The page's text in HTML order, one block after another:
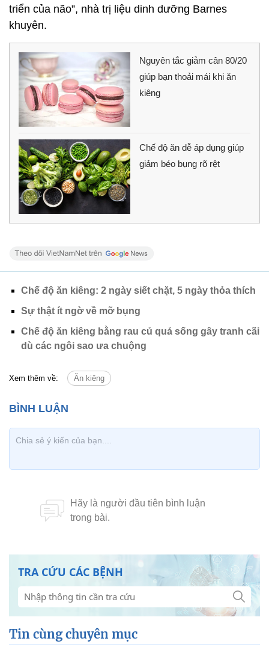
triển của não”, nhà trị liệu dinh dưỡng Barnes
khuyên.
Nguyên tắc giảm cân 80/20
giúp bạn thoải mái khi ăn
kiêng
Chế độ ăn dễ áp dụng giúp
giảm béo bụng rõ rệt
Chế độ ăn kiêng: 2 ngày siết chặt, 5 ngày thỏa thích
Sự thật ít ngờ về mỡ bụng
Chế độ ăn kiêng bằng rau củ quả sống gây tranh cãi
dù các ngôi sao ưa chuộng
Xem thêm về: Ăn kiêng
TRA CỨU CÁC BỆNH
Tin cùng chuyên mục